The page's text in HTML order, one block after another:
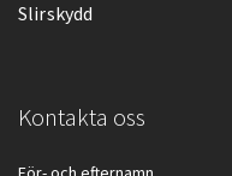
Slirskydd
Kontakta oss